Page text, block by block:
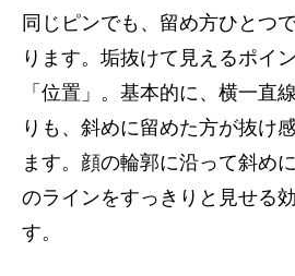
同じピンでも、留め方ひとつ
ります。垢抜けて見えるポイ
「位置」。基本的に、横一直
りも、斜めに留めた方が抜け
ます。顔の輪郭に沿って斜め
のラインをすっきりと見せる
す。